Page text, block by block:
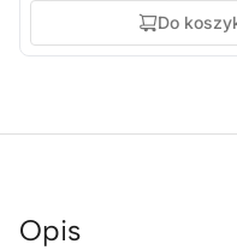
Do
Opis